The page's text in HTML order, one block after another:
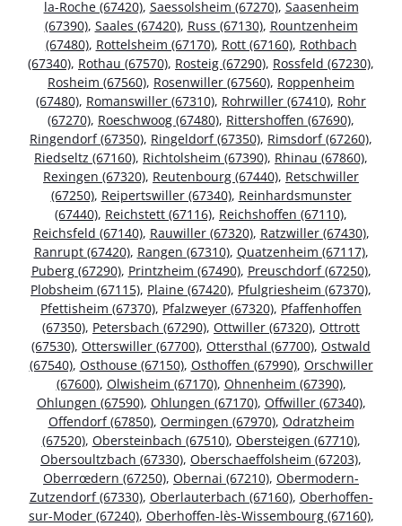
la-Roche (67420), Saessolsheim (67270), Saasenheim
(67390), Saales (67420), Russ (67130), Rountzenheim
(67480), Rottelsheim (67170), Rott (67160), Rothbach
(67340), Rothau (67570), Rosteig (67290), Rossfeld (67230),
Rosheim (67560), Rosenwiller (67560), Roppenheim
(67480), Romanswiller (67310), Rohrwiller (67410), Rohr
(67270), Roeschwoog (67480), Rittershoffen (67690),
Ringendorf (67350), Ringeldorf (67350), Rimsdorf (67260),
Riedseltz (67160), Richtolsheim (67390), Rhinau (67860),
Rexingen (67320), Reutenbourg (67440), Retschwiller
(67250), Reipertswiller (67340), Reinhardsmunster
(67440), Reichstett (67116), Reichshoffen (67110),
Reichsfeld (67140), Rauwiller (67320), Ratzwiller (67430),
Ranrupt (67420), Rangen (67310), Quatzenheim (67117),
Puberg (67290), Printzheim (67490), Preuschdorf (67250),
Plobsheim (67115), Plaine (67420), Pfulgriesheim (67370),
Pfettisheim (67370), Pfalzweyer (67320), Pfaffenhoffen
(67350), Petersbach (67290), Ottwiller (67320), Ottrott
(67530), Otterswiller (67700), Ottersthal (67700), Ostwald
(67540), Osthouse (67150), Osthoffen (67990), Orschwiller
(67600), Olwisheim (67170), Ohnenheim (67390),
Ohlungen (67590), Ohlungen (67170), Offwiller (67340),
Offendorf (67850), Oermingen (67970), Odratzheim
(67520), Obersteinbach (67510), Obersteigen (67710),
Obersoultzbach (67330), Oberschaeffolsheim (67203),
Oberrœdern (67250), Obernai (67210), Obermodern-
Zutzendorf (67330), Oberlauterbach (67160), Oberhoffen-
sur-Moder (67240), Oberhoffen-lès-Wissembourg (67160),